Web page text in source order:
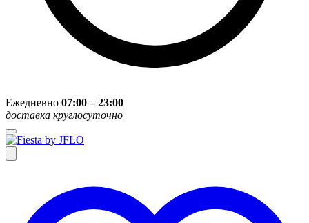
Ежедневно 07:00 – 23:00
доставка круглосуточно